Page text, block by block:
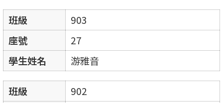
班級
903
座號
27
學生姓名
游雅音
班級
902